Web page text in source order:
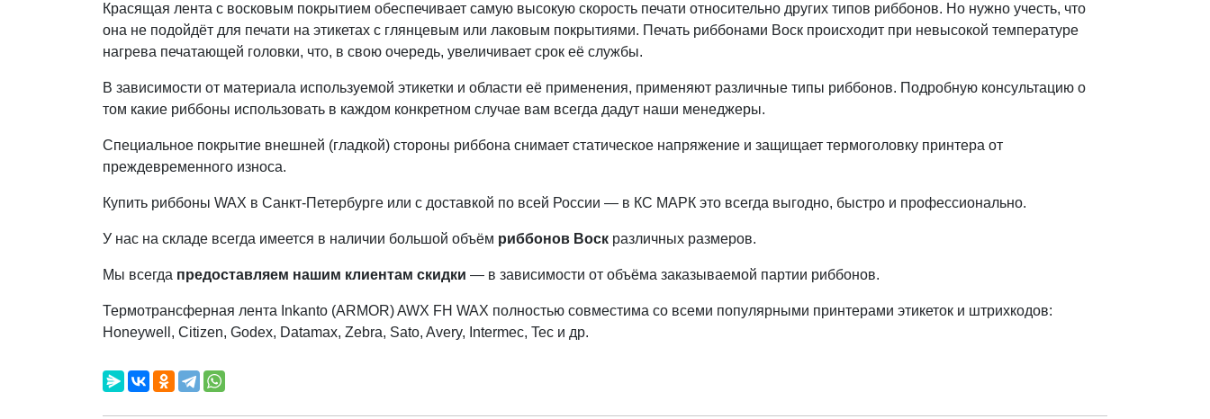
Красящая лента с восковым покрытием обеспечивает самую высокую скорость печати относительно других типов риббонов. Но нужно учесть, что
она не подойдёт для печати на этикетах с глянцевым или лаковым покрытиями. Печать риббонами Воск происходит при невысокой температуре
нагрева печатающей головки, что, в свою очередь, увеличивает срок её службы.
В зависимости от материала используемой этикетки и области её применения, применяют различные типы риббонов. Подробную консультацию о
том какие риббоны использовать в каждом конкретном случае вам всегда дадут наши менеджеры.
Специальное покрытие внешней (гладкой) стороны риббона снимает статическое напряжение и защищает термоголовку принтера от
преждевременного износа.
Купить риббоны WAX в Санкт-Петербурге или с доставкой по всей России — в КС МАРК это всегда выгодно, быстро и профессионально.
У нас на складе всегда имеется в наличии большой объём риббонов Воск различных размеров.
Мы всегда предоставляем нашим клиентам скидки — в зависимости от объёма заказываемой партии риббонов.
Термотрансферная лента Inkanto (ARMOR) AWX FH WAX полностью совместима со всеми популярными принтерами этикеток и штрихкодов:
Honeywell, Citizen, Godex, Datamax, Zebra, Sato, Avery, Intermec, Tec и др.